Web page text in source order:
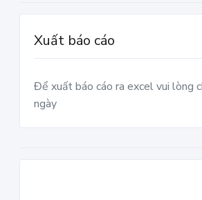
Xuất báo cáo
Để xuất báo cáo ra excel vui lòng
ngày